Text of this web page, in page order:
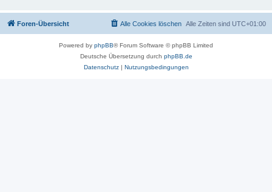
Foren-Übersicht Alle Zeiten sind UTC+01:00
Alle Cookies löschen
Powered by phpBB® Forum Software © phpBB Limited
Deutsche Übersetzung durch phpBB.de
Datenschutz| Nutzungsbedingungen